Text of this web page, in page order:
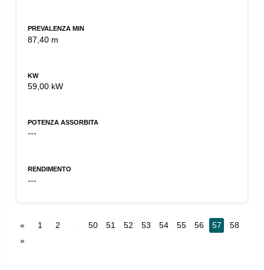
PREVALENZA MIN
87,40 m
KW
59,00 kW
POTENZA ASSORBITA
---
RENDIMENTO
---
« 1 2 50 51 52 53 54 55 56 57
58
»